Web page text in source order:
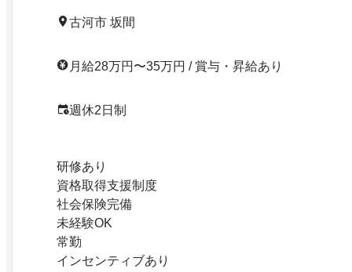
古河市 坂間
月給28万円〜35万円 / 賞与・昇給あり
週休2日制
研修あり
資格取得支援制度
社会保険完備
未経験OK
常勤
インセンティブあり